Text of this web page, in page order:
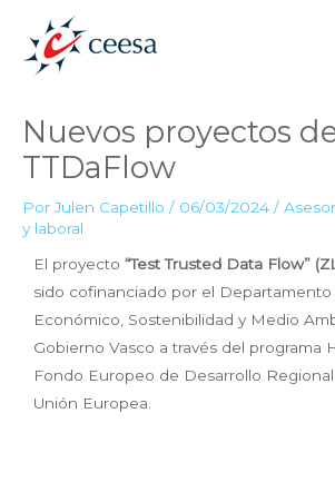
Nuevos proyectos
TTDaFlow
PorJulen Capetillo / 06/03/2024 /
y laboral
El proyecto “Test Trusted Data Flow”
sido cofinanciado por el
Económico, Sostenibilidad y Medio
Gobierno Vasco a través del programa
Fondo Europeo de Desarrollo
Unión Europea.